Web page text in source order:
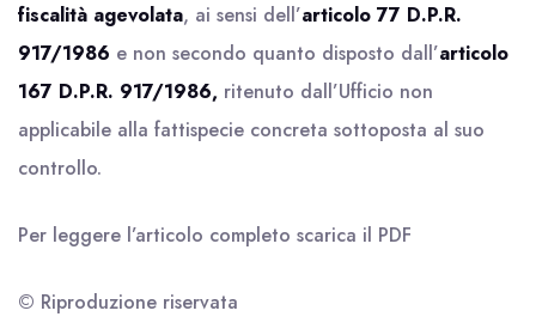
fiscalità agevolata, ai sensi dell’articolo 77 D.P.R.
917/1986 e non secondo quanto disposto dall’articolo
167 D.P.R. 917/1986, ritenuto dall’Ufficio non
applicabile alla fattispecie concreta sottoposta al suo
controllo.
Per leggere l’articolo completo scarica il PDF
© Riproduzione riservata